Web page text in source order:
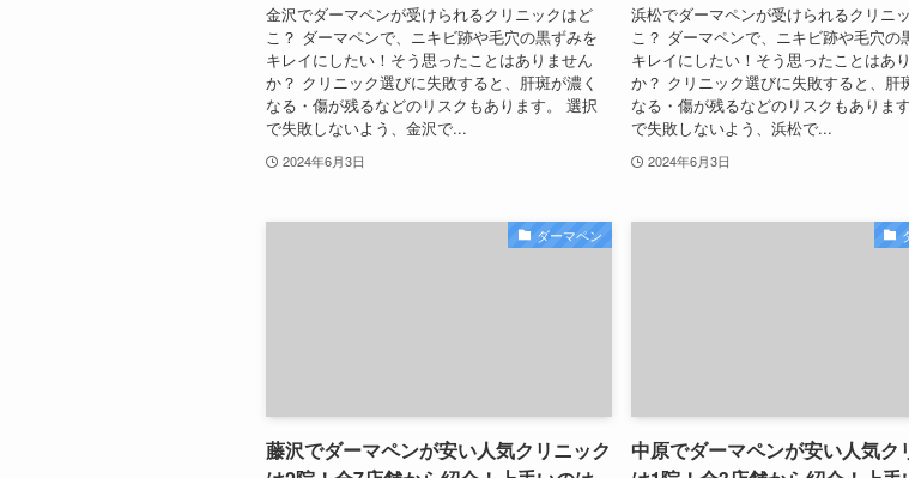
金沢でダーマペンが受けられるクリニックはど
こ？ ダーマペンで、ニキビ跡や毛穴の黒ずみを
キレイにしたい！そう思ったことはありません
か？ クリニック選びに失敗すると、肝斑が濃く
なる・傷が残るなどのリスクもあります。 選択
で失敗しないよう、金沢で...
2024年6月3日
浜松でダーマペンが受けられるクリニ
こ？ ダーマペンで、ニキビ跡や毛穴の
キレイにしたい！そう思ったことはあ
か？ クリニック選びに失敗すると、肝
なる・傷が残るなどのリスクもありま
で失敗しないよう、浜松で...
2024年6月3日
ダーマペン
藤沢でダーマペンが安い人気クリニック
中原でダーマペンが安い人気ク